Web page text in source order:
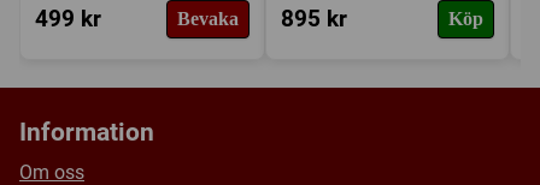
499 kr Bevaka 895 kr Köp
Information
Om oss